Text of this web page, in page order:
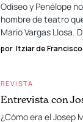
Odiseo y Penélope
hombre de teatro
Mario Vargas Llosa.
por Itziar de Francisco
REVISTA
Entrevista con
¿Cómo era el Josep